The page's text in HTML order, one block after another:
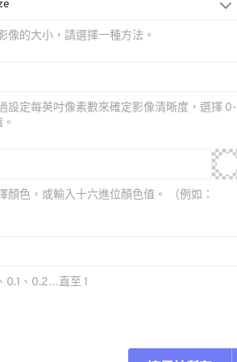
像的大小，請選擇一種方法。
設定每英吋像素數來確定影像清晰度，選擇 0-
顏色，或輸入十六進位顏色值。 （例如：
0.1、0.2…直至 1